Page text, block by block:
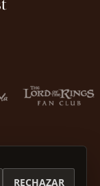
RECHAZAR